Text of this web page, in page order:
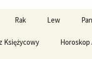
Rak Lew
Księżycowy Horoskop